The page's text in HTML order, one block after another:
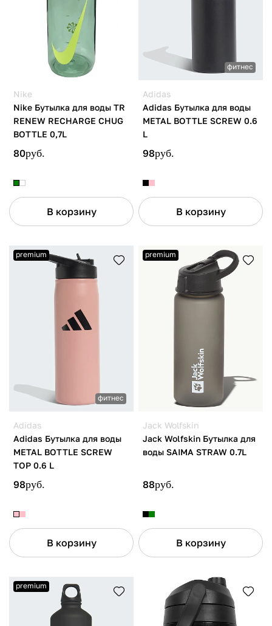
Nike
Nike Бутылка для воды TR
RENEW RECHARGE CHUG
BOTTLE 0,7L
80руб.
В корзину
фитнес
Adidas
Adidas Бутылка для воды
METAL BOTTLE SCREW 0.6
L
98руб.
В корзину
premium
фитнес
Adidas
Adidas Бутылка для воды
METAL BOTTLE SCREW
TOP 0.6 L
98руб.
В корзину
premium
Jack Wolfskin
Jack Wolfskin Бутылка для
воды SAIMA STRAW 0.7L
88руб.
В корзину
premium